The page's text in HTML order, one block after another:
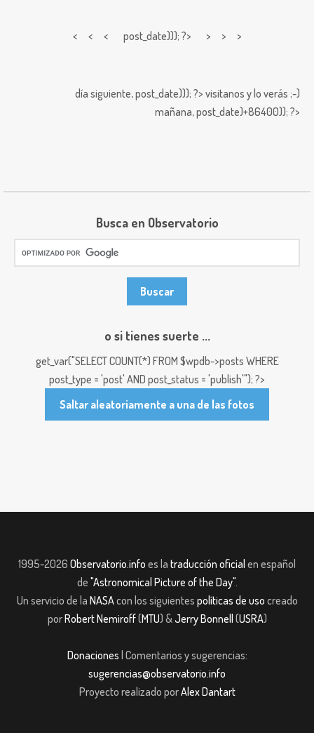
< < < post_date))); ?> > > >
día siguiente,post_date))); ?> visitanos y lo verás ;-)
mañana,post_date)+86400)); ?>
Busca en Observatorio
o si tienes suerte ...
get_var("SELECT COUNT(*) FROM $wpdb->posts WHERE
post_type = 'post' AND post_status = 'publish'"); ?>
Saltar aleatoriamente a una de las fotos
1995-2026 Observatorio.info es la traducción oficial en español
de "Astronomical Picture of the Day".
Un servicio de la NASAcon los siguientes políticas de uso creado
porRobert Nemiroff(MTU) &Jerry Bonnell (USRA)
Donaciones | Comentarios y sugerencias:
sugerencias@observatorio.info
Proyecto realizado porAlex Dantart